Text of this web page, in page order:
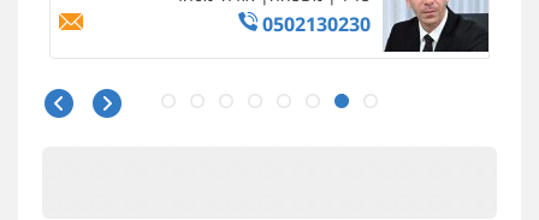
0502130230
חליל ביאדי – משרד עורכי דין